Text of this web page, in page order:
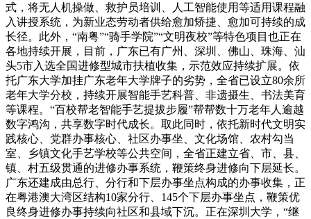
式，将无人机操做、救护员培训、人工智能使用等适用课程融
入讲授系统，为新业态劳动者供给愈加矫捷、愈加可持续的成
长径。此外，“南粤”“骑手学院”“文明夜校”等特色项目也正在
各地持续开展，目前，广东已有广州、深圳、佛山、珠海、汕
头5市入选全国进修型城市扶植收集，示范效应持续扩展。依
托广东大学加挂广东老年大学牌子的劣势，全省已设立80余所
老年大学分校，持续开展智能手艺科普、非遗摄生、书法美育
等课程。“百校帮老智能手艺提拔步履”帮帮数十万老年人逾越
数字鸿沟，共享数字时代成长。取此同时，依托新时代文明实
践核心、党群办事核心、社区办事坐、文化场馆、农村勾当
室、乡镇文化手艺学校等公共空间，全省正建立省、市、县、
镇、村五级贯通的进修办事系统，鞭策终身进修向下层延长。
广东还建成由总行、分行和下层办事坐点构成的办事收集，正
在粤港澳大湾区结构10家分行、145个下层办事坐点，鞭策优
良终身进修办事持续向社区和县域下沉。正在深圳大学，“继